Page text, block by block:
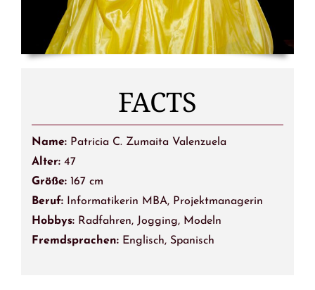
FACTS
Name: Patricia C. Zumaita Valenzuela
Alter: 47
Größe: 167 cm
Beruf:Informatikerin MBA, Projektmanagerin
Hobbys: Radfahren, Jogging, Modeln
Fremdsprachen: Englisch, Spanisch